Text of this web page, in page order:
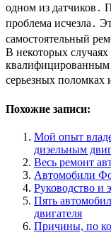
одном из датчиков․
проблема исчезла․
самостоятельный
В некоторых
квалифицированным
серьезных поломках
Похожие записи:
Мой опыт
дизельным
Весь ремонт
Автомобили
Руководство и
Пять
двигателя
Причины, по